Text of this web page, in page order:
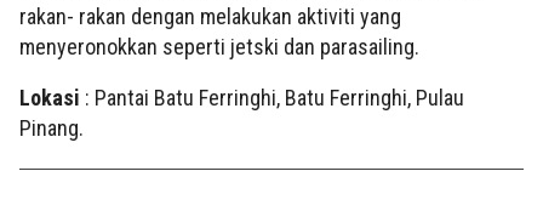
rakan- rakan dengan melakukan aktiviti yang
menyeronokkan seperti jetski dan parasailing.
Lokasi : Pantai Batu Ferringhi, Batu Ferringhi, Pulau
Pinang.